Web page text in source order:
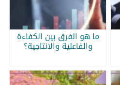
ما هو الفرق بين الكفاءة
والفاعلية والانتاجية؟